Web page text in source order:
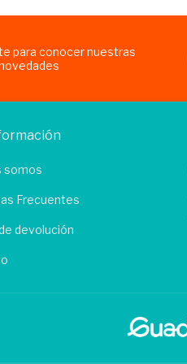
para conocer nuestras
somos
Frecuentes
devolución